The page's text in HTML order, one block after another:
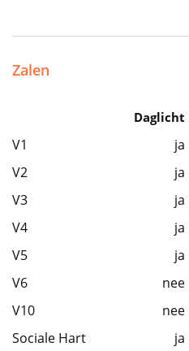
Zalen
Daglicht
V1 ja
V2
ja
V3
ja
V4
ja
V5
ja
V6
nee
V10
nee
Sociale Hart
ja